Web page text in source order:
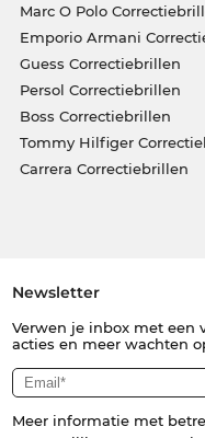
Marc O Polo
Emporio Armani
Guess Correctiebrillen
Persol Correctiebrillen
Boss Correctiebrillen
Tommy Hilfiger
Carrera Correctiebrillen
Newsletter
Verwen je inbox met een
acties en meer wachten
Meer informatie met